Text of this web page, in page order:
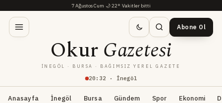
7 Ağustos Cum·🌙22°·Vakitler bitti
20 : 32 · İnegöl
OkurGazetesi
İNEGÖL · BURSA · BAĞIMSIZ YEREL GAZETE
Abone Ol
Anasayfa İnegöl Bursa Gündem Spor Ekonomi